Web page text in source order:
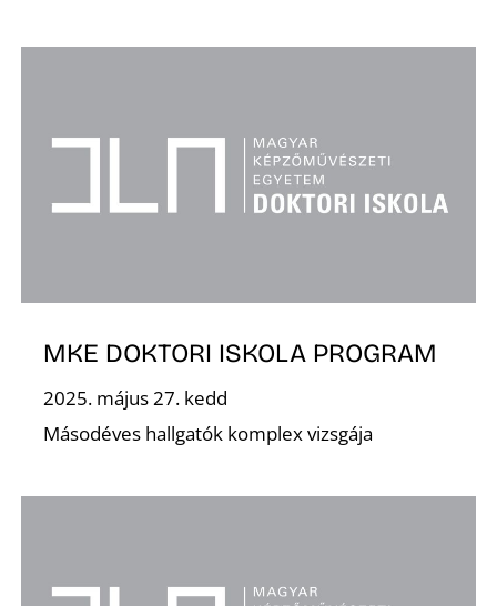
MKE DOKTORI ISKOLA PROGRAM
2025. május 27. kedd
Másodéves hallgatók komplex vizsgája